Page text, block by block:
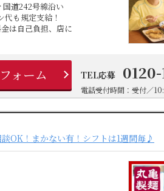
国道242号線沿い
も規定支給！
は自己負担、店に
ォーム TEL応募
電話受付時間：受付／
OK！まかない有！シフトは1週間毎♪